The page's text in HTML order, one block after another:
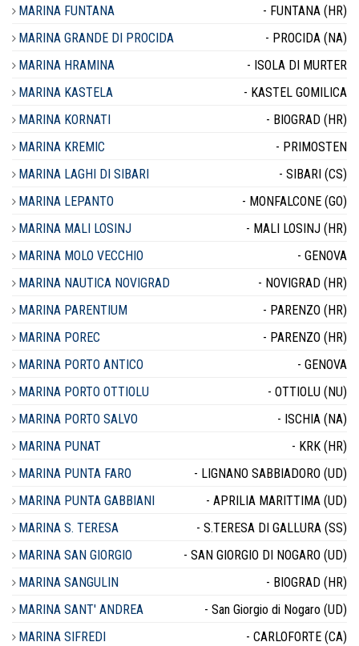
MARINA FUNTANA
- FUNTANA (HR)
MARINA GRANDE DI PROCIDA
- PROCIDA (NA)
MARINA HRAMINA
- ISOLA DI MURTER
MARINA KASTELA
- KASTEL GOMILICA
MARINA KORNATI
- BIOGRAD (HR)
MARINA KREMIC
- PRIMOSTEN
MARINA LAGHI DI SIBARI
- SIBARI (CS)
MARINA LEPANTO
- MONFALCONE (GO)
MARINA MALI LOSINJ
- MALI LOSINJ (HR)
MARINA MOLO VECCHIO
- GENOVA
MARINA NAUTICA NOVIGRAD
- NOVIGRAD (HR)
MARINA PARENTIUM
- PARENZO (HR)
MARINA POREC
- PARENZO (HR)
MARINA PORTO ANTICO
- GENOVA
MARINA PORTO OTTIOLU
- OTTIOLU (NU)
MARINA PORTO SALVO
- ISCHIA (NA)
MARINA PUNAT
- KRK (HR)
MARINA PUNTA FARO
- LIGNANO SABBIADORO (UD)
MARINA PUNTA GABBIANI
- APRILIA MARITTIMA (UD)
MARINA S. TERESA
- S.TERESA DI GALLURA (SS)
MARINA SAN GIORGIO
- SAN GIORGIO DI NOGARO (UD)
MARINA SANGULIN
- BIOGRAD (HR)
MARINA SANT' ANDREA
- San Giorgio di Nogaro (UD)
MARINA SIFREDI
- CARLOFORTE (CA)